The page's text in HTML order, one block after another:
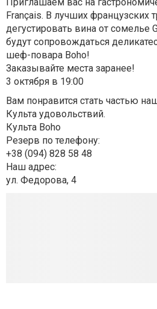
Français. В лучших французских
дегустировать вина от сомелье
будут сопровождаться
шеф-повара Boho!
Заказывайте места заранее!
3 октября в 19:00
Вам понравится стать частью
Культа удовольствий.
Культа Boho ⠀
Резерв по телефону:
+38 (094) 828 58 48
Наш адрес:
ул. Федорова, 4